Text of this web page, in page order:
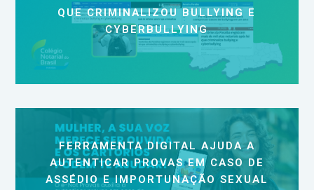
QUE CRIMINALIZOU BULLYING E
CYBERBULLYING
FERRAMENTA DIGITAL AJUDA A
AUTENTICAR PROVAS EM CASO DE
ASSÉDIO E IMPORTUNAÇÃO SEXUAL